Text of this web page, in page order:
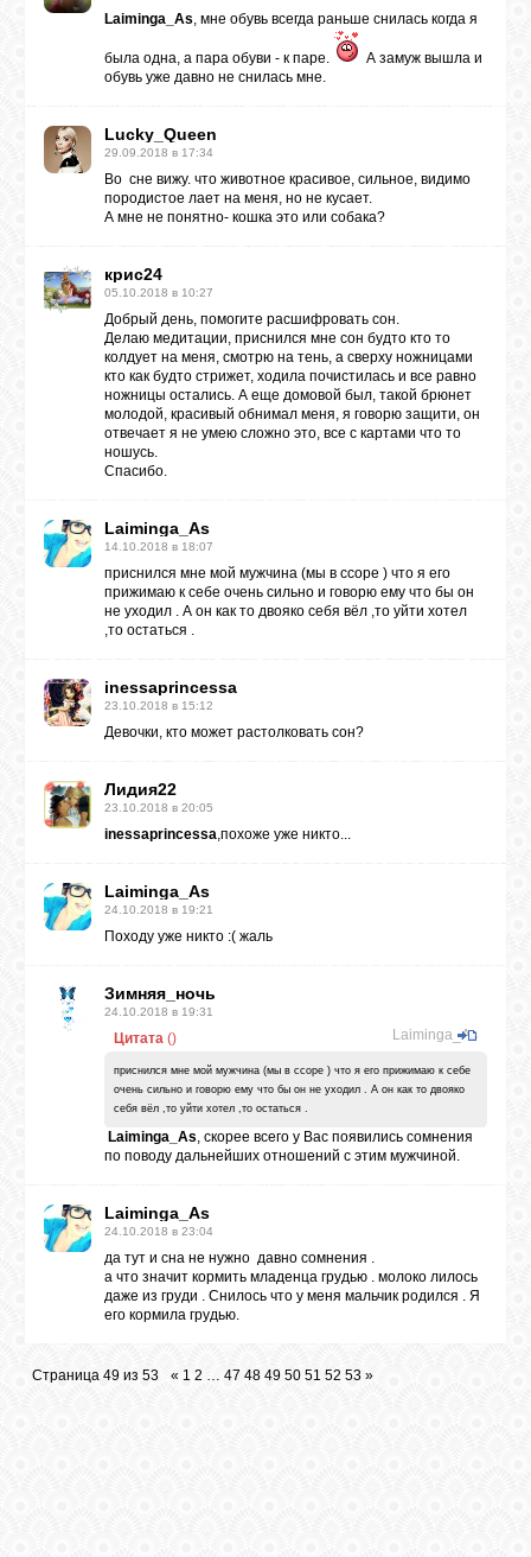
Laiminga_As, мне обувь всегда раньше снилась когда я
была одна, а пара обуви - к паре.
А замуж вышла и
обувь уже давно не снилась мне.
Lucky_Queen
29.09.2018 в 17:34
Во сне вижу. что животное красивое, сильное, видимо
породистое лает на меня, но не кусает.
А мне не понятно- кошка это или собака?
крис24
05.10.2018 в 10:27
Добрый день, помогите расшифровать сон.
Делаю медитации, приснился мне сон будто кто то
колдует на меня, смотрю на тень, а сверху ножницами
кто как будто стрижет, ходила почистилась и все равно
ножницы остались. А еще домовой был, такой брюнет
молодой, красивый обнимал меня, я говорю защити, он
отвечает я не умею сложно это, все с картами что то
ношусь.
Спасибо.
Laiminga_As
14.10.2018 в 18:07
приснился мне мой мужчина (мы в ссоре ) что я его
прижимаю к себе очень сильно и говорю ему что бы он
не уходил . А он как то двояко себя вёл ,то уйти хотел
,то остаться .
inessaprincessa
23.10.2018 в 15:12
Девочки, кто может растолковать сон?
Лидия22
23.10.2018 в 20:05
inessaprincessa,похоже уже никто...
Laiminga_As
24.10.2018 в 19:21
Походу уже никто :( жаль
Зимняя_ночь
24.10.2018 в 19:31
Цитата Laiminga_As
()
приснился мне мой мужчина (мы в ссоре ) что я его прижимаю к себе
очень сильно и говорю ему что бы он не уходил . А он как то двояко
себя вёл ,то уйти хотел ,то остаться .
Laiminga_As, скорее всего у Вас появились сомнения
по поводу дальнейших отношений с этим мужчиной.
Laiminga_As
24.10.2018 в 23:04
да тут и сна не нужно давно сомнения .
а что значит кормить младенца грудью . молоко лилось
даже из груди . Снилось что у меня мальчик родился . Я
его кормила грудью.
Страница 49 из 53 « 1 2 … 47 48 49 50 51 52 53 »